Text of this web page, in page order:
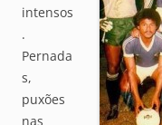
intensos
.
Pernada
s,
puxões
nas